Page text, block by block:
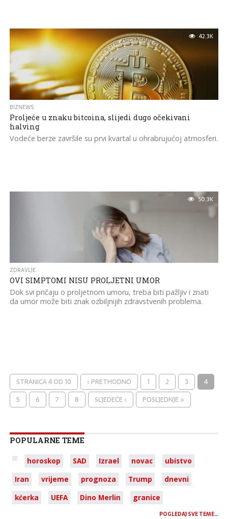
42.3K
BIZNEWS
Proljeće u znaku bitcoina, slijedi dugo očekivani
halving
Vodeće berze završile su prvi kvartal u ohrabrujućoj atmosferi.
50.3K
ZDRAVLJE
OVI SIMPTOMI NISU PROLJETNI UMOR
Dok svi pričaju o proljetnom umoru, treba biti pažljiv i znati
da umor može biti znak ozbiljnijih zdravstvenih problema.
STRANICA 4 OD 10 ‹ PRETHODNO 1 2 3
4
5
6 7 8 SLJEDEĆE › POSLJEDNJE »
POPULARNE TEME
horoskop SAD Izrael novac
ubistvo
Iran
vrijeme prognoza Trump
dnevni
kćerka
UEFA Dino Merlin granice
POGLEDAJ SVE TEME…